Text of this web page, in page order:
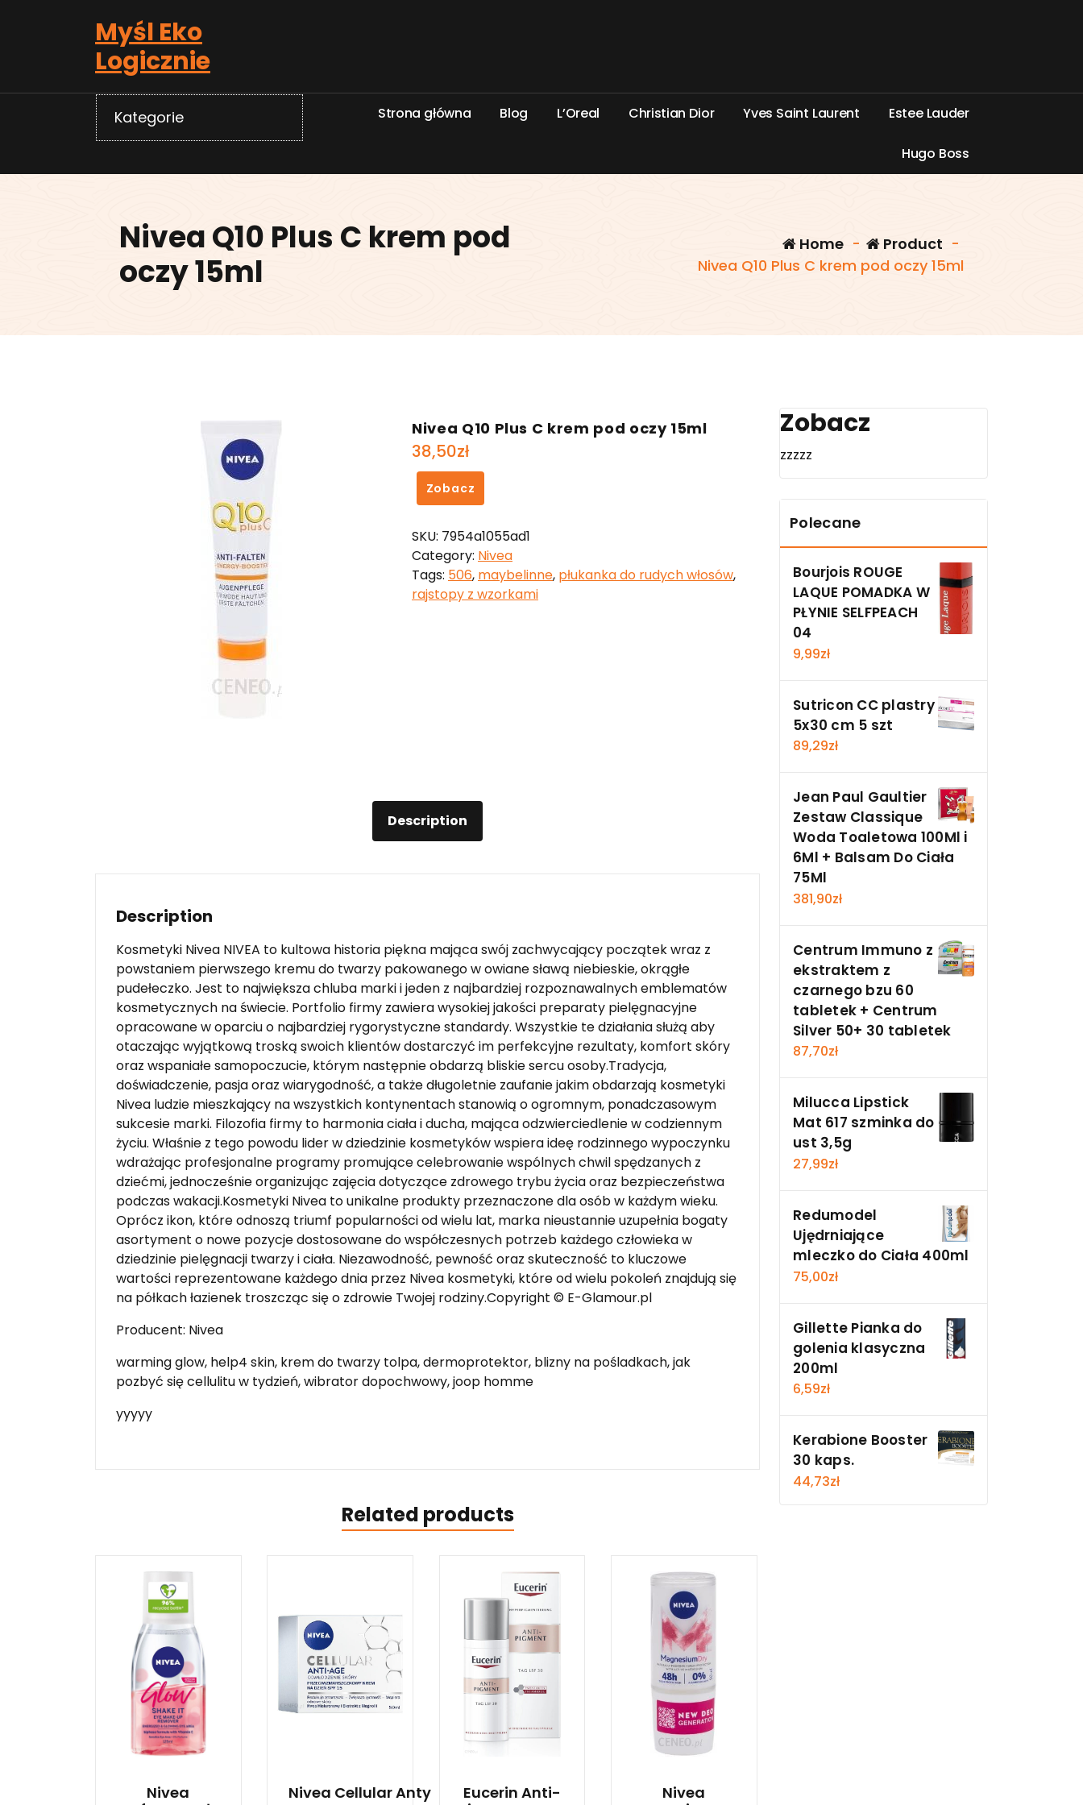
Myśl Eko
Logicznie
Kategorie Strona główna Blog L’Oreal Christian Dior Yves Saint Laurent Estee Lauder
Hugo Boss
Nivea Q10 Plus C krem pod
oczy 15ml
Home - Product -
Nivea Q10 Plus C krem pod oczy 15ml
Nivea Q10 Plus C krem pod oczy 15ml
38,50zł
Zobacz
SKU: 7954a1055ad1
Category: Nivea
Tags: 506, maybelinne, płukanka do rudych włosów,
rajstopy z wzorkami
Description
Description
Kosmetyki Nivea NIVEA to kultowa historia piękna mająca swój zachwycający początek wraz z
powstaniem pierwszego kremu do twarzy pakowanego w owiane sławą niebieskie, okrągłe
pudełeczko. Jest to największa chluba marki i jeden z najbardziej rozpoznawalnych emblematów
kosmetycznych na świecie. Portfolio firmy zawiera wysokiej jakości preparaty pielęgnacyjne
opracowane w oparciu o najbardziej rygorystyczne standardy. Wszystkie te działania służą aby
otaczając wyjątkową troską swoich klientów dostarczyć im perfekcyjne rezultaty, komfort skóry
oraz wspaniałe samopoczucie, którym następnie obdarzą bliskie sercu osoby.Tradycja,
doświadczenie, pasja oraz wiarygodność, a także długoletnie zaufanie jakim obdarzają kosmetyki
Nivea ludzie mieszkający na wszystkich kontynentach stanowią o ogromnym, ponadczasowym
sukcesie marki. Filozofia firmy to harmonia ciała i ducha, mająca odzwierciedlenie w codziennym
życiu. Właśnie z tego powodu lider w dziedzinie kosmetyków wspiera ideę rodzinnego wypoczynku
wdrażając profesjonalne programy promujące celebrowanie wspólnych chwil spędzanych z
dziećmi, jednocześnie organizując zajęcia dotyczące zdrowego trybu życia oraz bezpieczeństwa
podczas wakacji.Kosmetyki Nivea to unikalne produkty przeznaczone dla osób w każdym wieku.
Oprócz ikon, które odnoszą triumf popularności od wielu lat, marka nieustannie uzupełnia bogaty
asortyment o nowe pozycje dostosowane do współczesnych potrzeb każdego człowieka w
dziedzinie pielęgnacji twarzy i ciała. Niezawodność, pewność oraz skuteczność to kluczowe
wartości reprezentowane każdego dnia przez Nivea kosmetyki, które od wielu pokoleń znajdują się
na półkach łazienek troszcząc się o zdrowie Twojej rodziny.Copyright © E-Glamour.pl
Producent: Nivea
warming glow, help4 skin, krem do twarzy tolpa, dermoprotektor, blizny na pośladkach, jak
pozbyć się cellulitu w tydzień, wibrator dopochwowy, joop homme
yyyyy
Related products
Nivea
Nivea Cellular Anty
Eucerin Anti-
Nivea
Zobacz
zzzzz
Polecane
Bourjois ROUGE
LAQUE POMADKA W
PŁYNIE SELFPEACH
04
9,99zł
Sutricon CC plastry
5x30 cm 5 szt
89,29zł
Jean Paul Gaultier
Zestaw Classique
Woda Toaletowa 100Ml i
6Ml + Balsam Do Ciała
75Ml
381,90zł
Centrum Immuno z
ekstraktem z
czarnego bzu 60
tabletek + Centrum
Silver 50+ 30 tabletek
87,70zł
Milucca Lipstick
Mat 617 szminka do
ust 3,5g
27,99zł
Redumodel
Ujędrniające
mleczko do Ciała 400ml
75,00zł
Gillette Pianka do
golenia klasyczna
200ml
6,59zł
Kerabione Booster
30 kaps.
44,73zł